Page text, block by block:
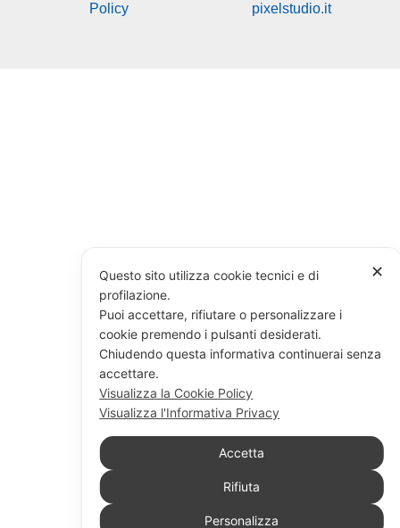
Policy
pixelstudio.it
✕
Questo sito utilizza cookie tecnici e di
profilazione.
Puoi accettare, rifiutare o personalizzare i
cookie premendo i pulsanti desiderati.
Chiudendo questa informativa continuerai senza
accettare.
Visualizza la Cookie Policy
Visualizza l'Informativa Privacy
Accetta
Rifiuta
Personalizza